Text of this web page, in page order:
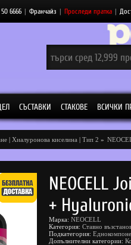
6666 | Франчайз | Проследи пратка |
СЪСТАВКИ СТАКОВЕ ВСИЧКИ
| Хиалуронова киселина | Тип 2 »
NEOCELL
+
Марка: NEOCELL
Категория: Ставно
Подкатегория:
Допълнителни категории: